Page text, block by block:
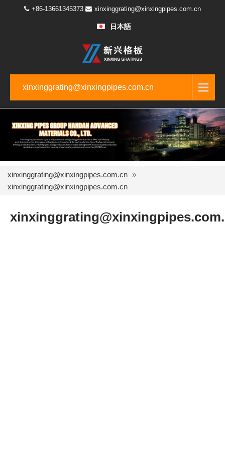
+86-13661345373 xinxinggrating@xinxingpipes.com.cn
日本語
xinxinggrating@xinxingpipes.com.cn
xinxinggrating@xinxingpipes.com.cn »
xinxinggrating@xinxingpipes.com.cn